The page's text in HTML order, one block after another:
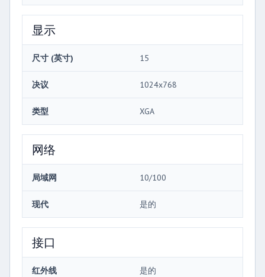
显示
尺寸 (英寸) 15
决议 1024x768
类型 XGA
网络
局域网 10/100
现代 是的
接口
红外线 是的